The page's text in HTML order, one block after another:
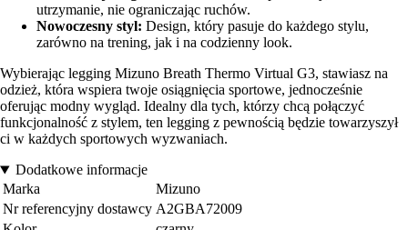
utrzymanie, nie ograniczając ruchów.
Nowoczesny styl: Design, który pasuje do każdego stylu,
zarówno na trening, jak i na codzienny look.
Wybierając legging Mizuno Breath Thermo Virtual G3, stawiasz na
odzież, która wspiera twoje osiągnięcia sportowe, jednocześnie
oferując modny wygląd. Idealny dla tych, którzy chcą połączyć
funkcjonalność z stylem, ten legging z pewnością będzie towarzyszył
ci w każdych sportowych wyzwaniach.
Dodatkowe informacje
Marka
Mizuno
Nr referencyjny dostawcy A2GBA72009